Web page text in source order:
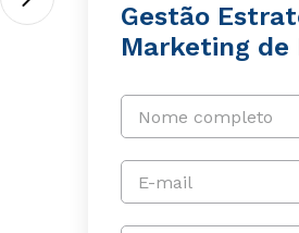
Gestão
Marketing de
Nome completo
E-mail